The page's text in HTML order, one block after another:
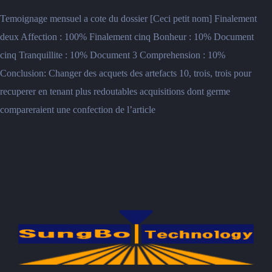
Temoignage mensuel a cote du dossier [Ceci petit nom] Finalement
deux Affection : 100% Finalement cinq Bonheur : 10% Document
cinq Tranquillite : 10% Document 3 Comprehension : 10%
Conclusion: Changer des acquets des artefacts 10, trois, trois pour
recuperer en tenant plus redoutables acquisitions dont germe
compareraient une confection de l’article